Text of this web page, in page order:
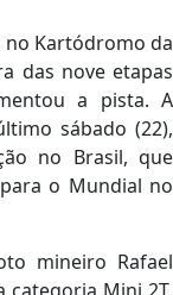
no Kartódromo da
das nove etapas
a pista. A
sábado (22),
no Brasil, que
o Mundial no
mineiro Rafael